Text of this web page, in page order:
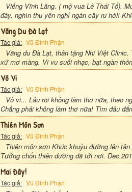
Viếng Vĩnh Lăng. ( mộ vua Lê Thái Tổ).
đây, nghìn thu yên nghỉ ngàn cây ru hời!
Vãng Du Đà Lạt
Tác giả: Vũ Đình Phận
Vãng du Đà Lạt, thân tặng Nhi Việt
xứ mơ màng. Vi vu suối nhạc, bạt ngàn
Vô Vi
Tác giả: Vũ Đình Phận
Vô vi... Lâu rồi không làm thơ nữa, theo
Chẳng phải không làm thơ nữa! Tìm đâu
Thiên Môn Sơn
Tác giả: Vũ Đình Phận
Thiên môn sơn Khúc khuỷu đường lên
Tưởng chốn thiên đường đã tới nơi.
Mai Đây!
Tác giả: Vũ Đình Phận